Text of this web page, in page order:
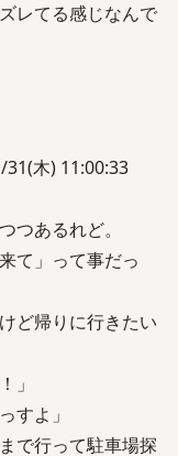
レてる感じなんで
木) 11:00:33
つあるれど。
て」って事だっ
ど帰りに行きたい
」
すよ」
で行って駐車場探